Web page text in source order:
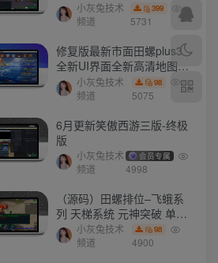
小灰兔技术
频道
399
5731
修复版最新市面田螺plus3
全新UI界面全新高清地图18
门派 修复了后门ggeserver
打不开
小灰兔技术
频道
98
5075
6月更新笑傲西游三版-终极
版
小灰兔技术
频道
会员专属
4998
（源码）田螺排位–飞蛾系
列 天梯系统 元神突破 单机
免费 含GM工具
小灰兔技术
频道
98
4900